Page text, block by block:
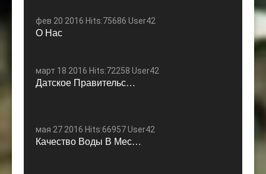
фев 20 2016 Hits:75686 User42
О Нас
март 18 2016 Hits:72258 User42
Датское Правительс…
мая 27 2016 Hits:66957 User42
Качество Воды В Мес…